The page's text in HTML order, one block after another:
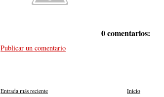
0 comentarios:
Publicar un comentario
Entrada más reciente
Inicio